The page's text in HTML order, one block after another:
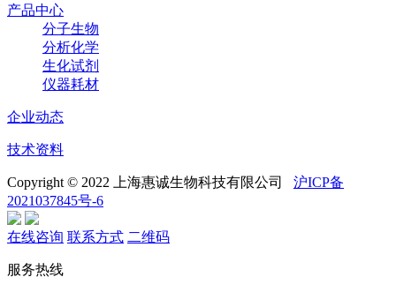
产品中心
分子生物
分析化学
生化试剂
仪器耗材
企业动态
技术资料
Copyright © 2022 上海惠诚生物科技有限公司 沪ICP备
2021037845号-6
在线咨询 联系方式 二维码
服务热线